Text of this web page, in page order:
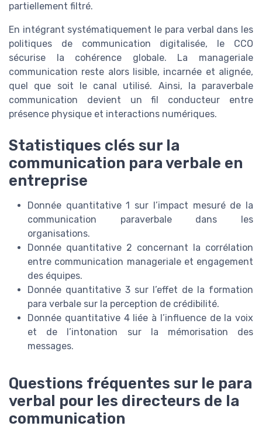
partiellement filtré.
En intégrant systématiquement le para verbal dans les
politiques de communication digitalisée, le CCO
sécurise la cohérence globale. La manageriale
communication reste alors lisible, incarnée et alignée,
quel que soit le canal utilisé. Ainsi, la paraverbale
communication devient un fil conducteur entre
présence physique et interactions numériques.
Statistiques clés sur la
communication para verbale en
entreprise
Donnée quantitative 1 sur l’impact mesuré de la
communication paraverbale dans les
organisations.
Donnée quantitative 2 concernant la corrélation
entre communication manageriale et engagement
des équipes.
Donnée quantitative 3 sur l’effet de la formation
para verbale sur la perception de crédibilité.
Donnée quantitative 4 liée à l’influence de la voix
et de l’intonation sur la mémorisation des
messages.
Questions fréquentes sur le para
verbal pour les directeurs de la
communication